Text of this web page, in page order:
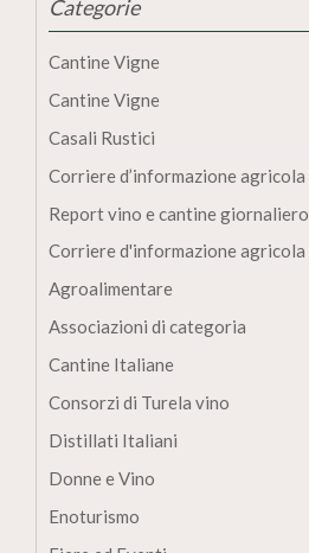
Categorie
Cantine Vigne
Cantine Vigne
Casali Rustici
Corriere d’informazione agricola
Report vino e cantine giornaliero
Corriere d'informazione agricola
Agroalimentare
Associazioni di categoria
Cantine Italiane
Consorzi di Turela vino
Distillati Italiani
Donne e Vino
Enoturismo